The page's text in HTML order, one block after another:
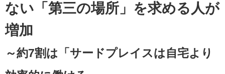
ない「第三の場所」を求める人が
増加
～約7割は「サードプレイスは自宅より